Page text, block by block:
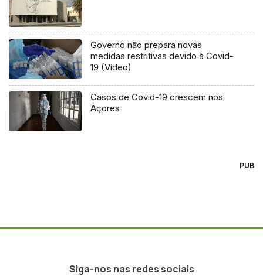
Governo não prepara novas
medidas restritivas devido à Covid-
19 (Vídeo)
Casos de Covid-19 crescem nos
Açores
PUB
Siga-nos nas redes sociais